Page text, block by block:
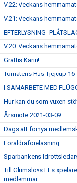
V.22: Veckans
V.21: Veckans
EFTERLYSNING-
V.20: Veckans
Grattis Karin!
Tomatens Hus Tjejcup
I SAMARBETE MED
Hur kan du som vuxen
Årsmöte 2021-03-09
Dags att förnya
Föräldraföreläsning
Sparbankens
Till Glumslövs FFs
medlemmar.